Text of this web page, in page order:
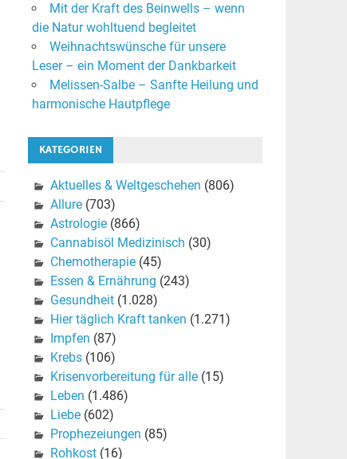
Mit der Kraft des Beinwells – wenn
die Natur wohltuend begleitet
Weihnachtswünsche für unsere
Leser – ein Moment der Dankbarkeit
Melissen-Salbe – Sanfte Heilung und
harmonische Hautpflege
KATEGORIEN
Aktuelles & Weltgeschehen (806)
Allure(703)
Astrologie(866)
Cannabisöl Medizinisch (30)
Chemotherapie(45)
Essen & Ernährung (243)
Gesundheit(1.028)
Hier täglich Kraft tanken (1.271)
Impfen (87)
Krebs(106)
Krisenvorbereitung für alle(15)
Leben (1.486)
Liebe(602)
Prophezeiungen (85)
Rohkost(16)